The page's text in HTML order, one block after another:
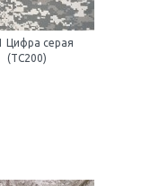
Цифра серая
(ТС200)